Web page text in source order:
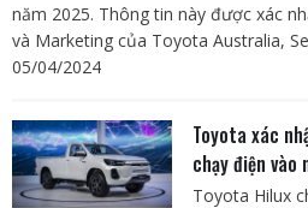
năm 2025. Thông tin này được xác
và Marketing của Toyota Australia,
05/04/2024
Toyota xác
chạy điện vào
Toyota Hilux